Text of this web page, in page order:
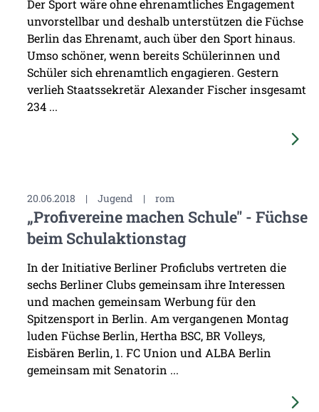
Der Sport wäre ohne ehrenamtliches Engagement
unvorstellbar und deshalb unterstützen die Füchse
Berlin das Ehrenamt, auch über den Sport hinaus.
Umso schöner, wenn bereits Schülerinnen und
Schüler sich ehrenamtlich engagieren. Gestern
verlieh Staatssekretär Alexander Fischer insgesamt
234 ...
20.06.2018 | Jugend | rom
„Profivereine machen Schule" - Füchse
beim Schulaktionstag
In der Initiative Berliner Proficlubs vertreten die
sechs Berliner Clubs gemeinsam ihre Interessen
und machen gemeinsam Werbung für den
Spitzensport in Berlin. Am vergangenen Montag
luden Füchse Berlin, Hertha BSC, BR Volleys,
Eisbären Berlin, 1. FC Union und ALBA Berlin
gemeinsam mit Senatorin ...